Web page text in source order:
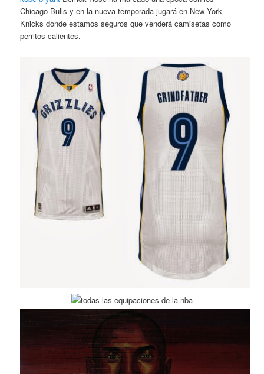
Chicago Bulls y en la nueva temporada jugará en New York
Knicks donde estamos seguros que venderá camisetas como
perritos calientes.